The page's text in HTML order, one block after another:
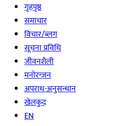
गृहपृष्ठ
समाचार
विचार/ब्लग
सूचना प्रविधि
जीवनशैली
मनाेरन्जन
अपराध-अनुसन्धान
खेलकुद
EN